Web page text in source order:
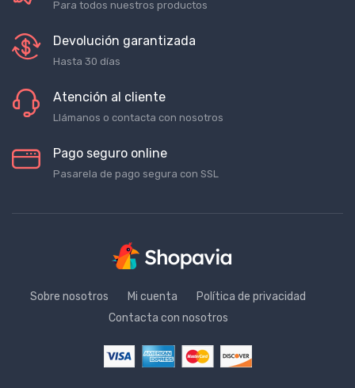
Para todos nuestros productos
Devolución garantizada
Hasta 30 días
Atención al cliente
Llámanos o contacta con nosotros
Pago seguro online
Pasarela de pago segura con SSL
Sobre nosotros Mi cuenta
Política de privacidad
Contacta con nosotros